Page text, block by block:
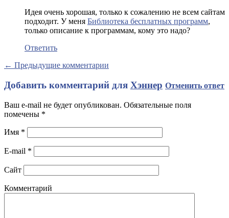
Идея очень хорошая, только к сожалению не всем сайтам
подходит. У меня Библиотека бесплатных программ,
только описание к программам, кому это надо?
Ответить
← Предыдущие комментарии
Добавить комментарий для Хэннер Отменить ответ
Ваш e-mail не будет опубликован. Обязательные поля
помечены *
Имя *
E-mail *
Сайт
Комментарий